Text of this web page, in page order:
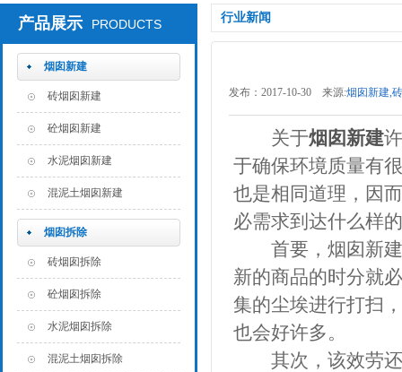
产品展示 PRODUCTS
烟囱新建
砖烟囱新建
砼烟囱新建
水泥烟囱新建
混泥土烟囱新建
烟囱拆除
砖烟囱拆除
砼烟囱拆除
水泥烟囱拆除
混泥土烟囱拆除
行业新闻
发布：2017-10-30 来源:烟囱新建,
关于烟囱新建
于确保环境质量有
也是相同道理，因
必需求到达什么样
首要，烟囱新建
新的商品的时分就
集的尘埃进行打扫
也会好许多。
其次，该效劳还